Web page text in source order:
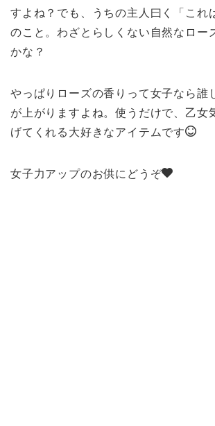
すよね？でも、うちの主人曰く「これ
のこと。わざとらしくない自然なロー
かな？
やっぱりローズの香りって女子なら誰
が上がりますよね。使うだけで、乙女
げてくれる大好きなアイテムです
女子力アップのお供にどうぞ